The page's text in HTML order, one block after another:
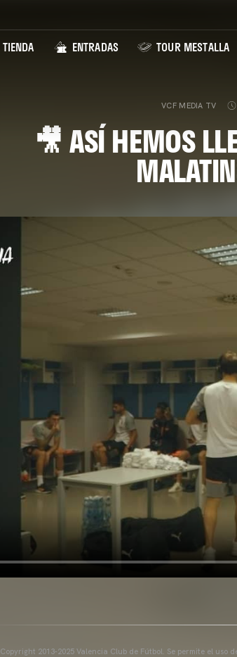
TIENDA ENTRADAS TOUR MESTALLA
VCF MEDIA TV
🎥 ASÍ HEMOS
Copyright 2013-2025 Valencia Club de Fútbol. Se permite el